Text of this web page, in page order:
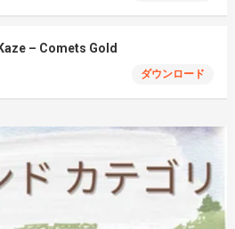
– Comets Gold
ダウンロード